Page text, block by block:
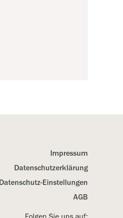
Impressum
Datenschutz­erklärung
Datenschutz-Einstellungen
AGB
Folgen Sie uns auf: